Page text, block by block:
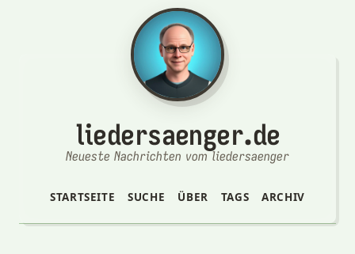
liedersaenger.de
Neueste Nachrichten vom liedersaenger
STARTSEITE SUCHE ÜBER TAGS ARCHIV